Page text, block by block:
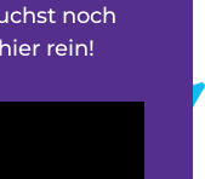
noch
rein!